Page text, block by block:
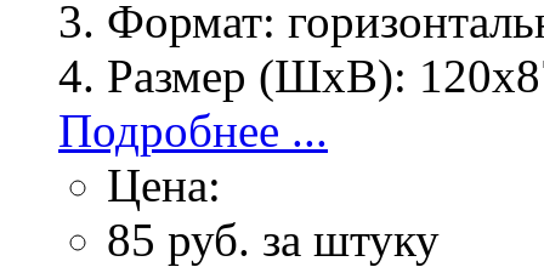
Формат:
Размер (ШхВ):
Подробнее ...
Цена:
85 руб. за штуку